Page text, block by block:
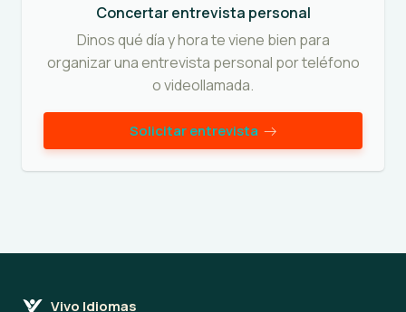
Concertar entrevista personal
Dinos qué día y hora te viene bien para
organizar una entrevista personal por teléfono
o videollamada.
Solicitar entrevista
Vivo Idiomas